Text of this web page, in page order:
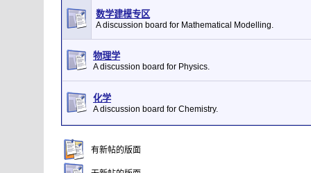
数学建模专区
A discussion board for Mathematical Modelling.
物理学
A discussion board for Physics.
化学
A discussion board for Chemistry.
有新帖的版面